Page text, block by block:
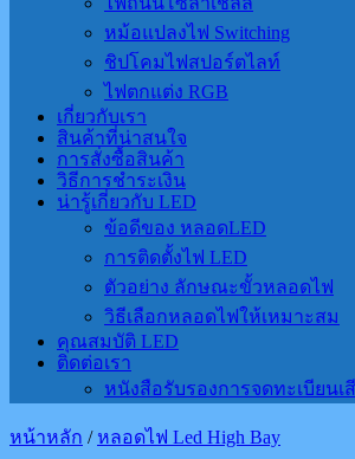
หม้อแปลงไฟ Switching
ชิปโคมไฟสปอร์ตไลท์
ไฟตกแต่ง RGB
เกี่ยวกับเรา
สินค้าที่น่าสนใจ
การสั่งซื้อสินค้า
วิธีการชำระเงิน
น่ารู้เกี่ยวกับ LED
ข้อดีของ หลอดLED
การติดตั้งไฟ LED
ตัวอย่าง ลักษณะขั้วหลอดไฟ
วิธีเลือกหลอดไฟให้เหมาะสม
คุณสมบัติ LED
ติดต่อเรา
หนังสือรับรองการจดทะเบียนเ
หน้าหลัก / หลอดไฟ Led High Bay